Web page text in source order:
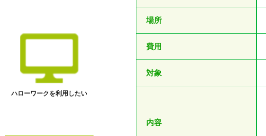
ハローワークを利用したい
場所
費用
対象
内容